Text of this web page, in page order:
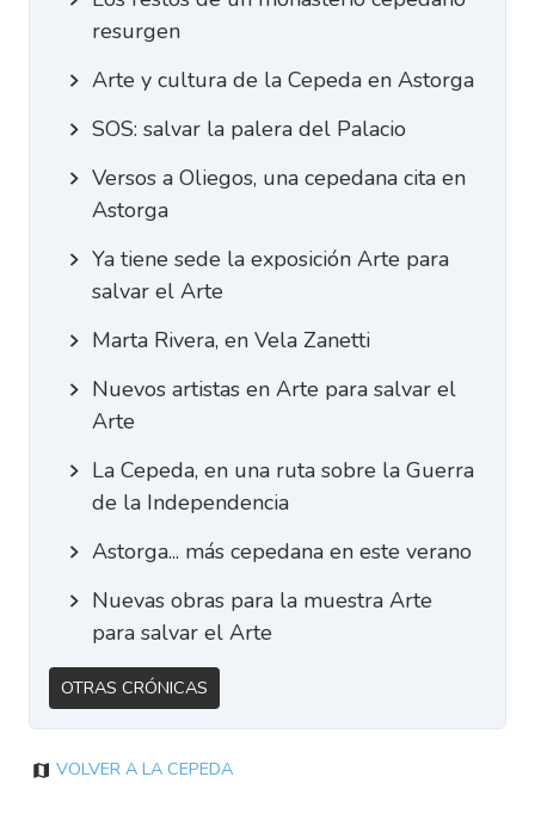
resurgen
Arte y cultura de la Cepeda en Astorga
SOS: salvar la palera del Palacio
Versos a Oliegos, una cepedana cita en
Astorga
Ya tiene sede la exposición Arte para
salvar el Arte
Marta Rivera, en Vela Zanetti
Nuevos artistas en Arte para salvar el
Arte
La Cepeda, en una ruta sobre la Guerra
de la Independencia
Astorga... más cepedana en este verano
Nuevas obras para la muestra Arte
para salvar el Arte
Otras Crónicas
Volver a La Cepeda